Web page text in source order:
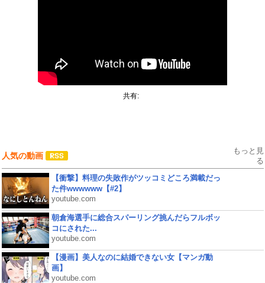
共有:
人気の動画
もっと見
る
【衝撃】料理の失敗作がツッコミどころ満載だっ
た件wwwwww【#2】
youtube.com
朝倉海選手に総合スパーリング挑んだらフルボッ
コにされた...
youtube.com
【漫画】美人なのに結婚できない女【マンガ動
画】
youtube.com